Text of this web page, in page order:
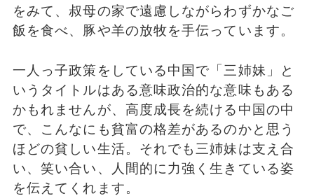
をみて、叔母の家で遠慮しながらわずかなご
飯を食べ、豚や羊の放牧を手伝っています。
一人っ子政策をしている中国で「三姉妹」と
いうタイトルはある意味政治的な意味もある
かもれませんが、高度成長を続ける中国の中
で、こんなにも貧富の格差があるのかと思う
ほどの貧しい生活。それでも三姉妹は支え合
い、笑い合い、人間的に力強く生きている姿
を伝えてくれます。